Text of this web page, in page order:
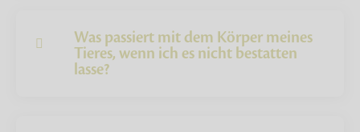
Was passiert mit dem Körper meines
Tieres, wenn ich es nicht bestatten
lasse?